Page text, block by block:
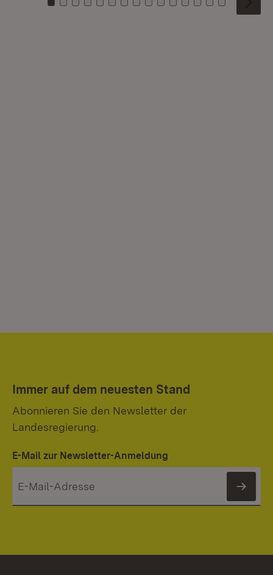
Zu Kachel: 0
Zu Kachel: 1
Zu Kachel: 2
Zu Kachel: 3
Zu Kachel: 4
Zu Kachel: 5
Zu Kachel: 6
Zu Kachel: 7
Zu Kachel: 8
Zu Kachel: 9
Zu Kachel: 10
Zu Kachel: 11
Zu Kachel: 12
Zu Kachel:
Zu
Immer auf dem neuesten Stand
Abonnieren Sie den Newsletter der
Landesregierung.
E-Mail zur Newsletter-Anmeldung